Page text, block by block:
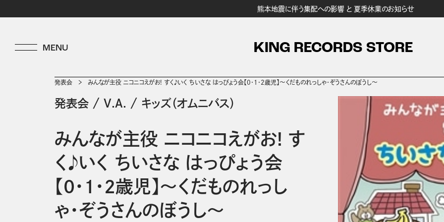
熊本地震に伴う集配への影響 と 夏季休業のお知らせ
KING RECORDS STORE
発表会 みんなが主役 ニコニコえがお! すく♪いく ちいさな はっぴょう会【0・1・2歳児】～くだものれっしゃ・ぞうさんのぼうし～
発表会 / V.A. / キッズ（オムニバス）
みんなが主役 ニコニコえがお! す
く♪いく ちいさな はっぴょう会
【0・1・2歳児】～くだものれっし
ゃ・ぞうさんのぼうし～